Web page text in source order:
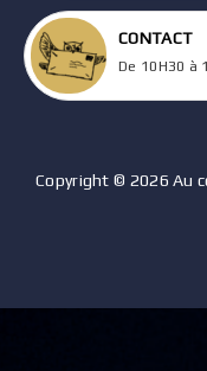
CONTACT
De 10H30 à
Copyright © 2026 Au